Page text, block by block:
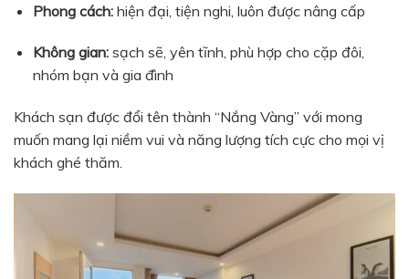
Phong cách:hiện đại, tiện nghi, luôn được nâng cấp
Không gian:sạch sẽ, yên tĩnh, phù hợp cho cặp đôi,
nhóm bạn và gia đình
Khách sạn được đổi tên thành “Nắng Vàng” với mong
muốn mang lại niềm vui và năng lượng tích cực cho mọi vị
khách ghé thăm.